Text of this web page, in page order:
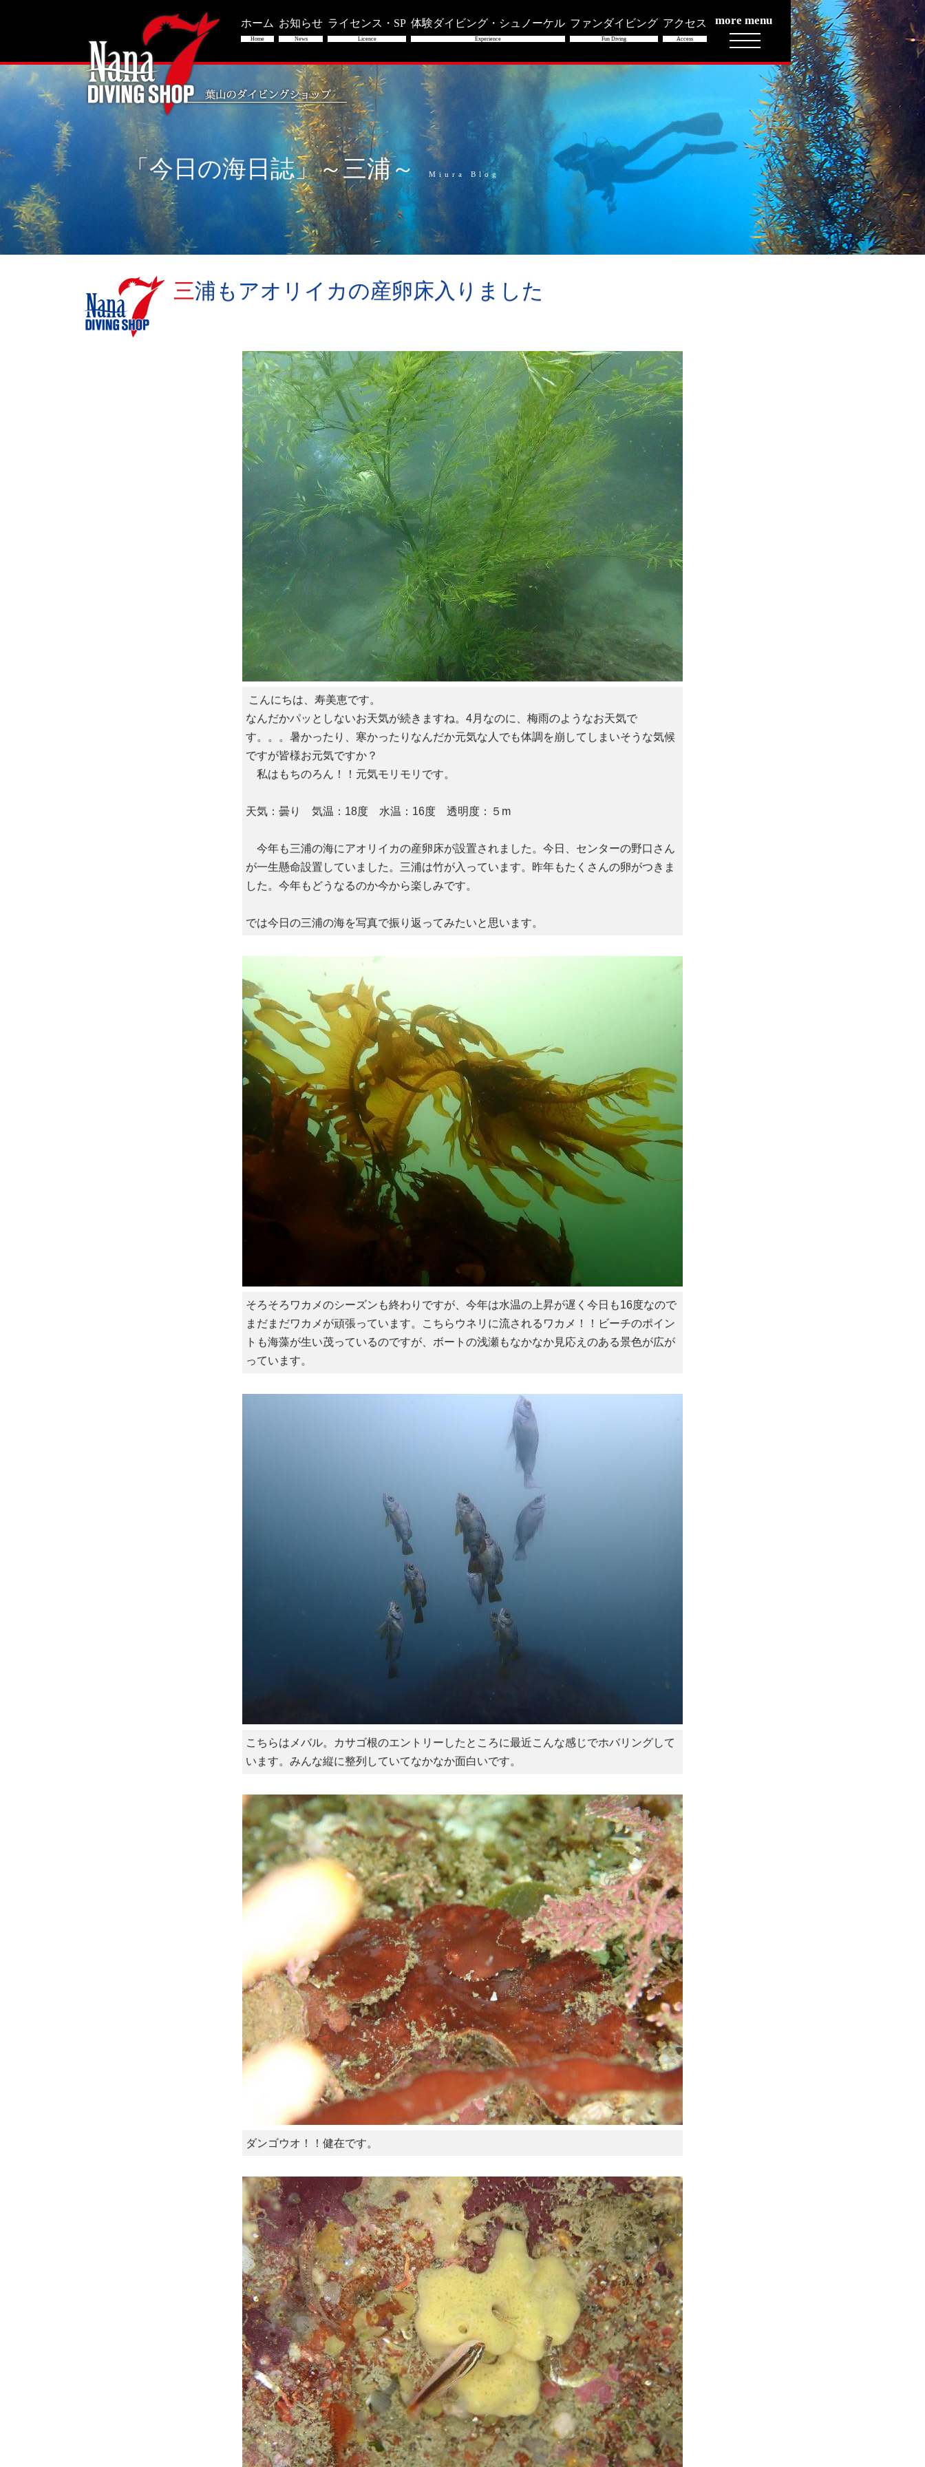
ホーム
Home
お知らせ
News
ライセンス・SP
Licence
体験ダイビング・シュノーケル
Experience
ファンダイビング
Fun Diving
アクセス
Access
more menu
「今日の海日誌」～三浦～ Miura Blog
三浦もアオリイカの産卵床入りました
こんにちは、寿美恵です。
なんだかパッとしないお天気が続きますね。4月なのに、梅雨のようなお天気で
す。。。暑かったり、寒かったりなんだか元気な人でも体調を崩してしまいそうな気候
ですが皆様お元気ですか？
私はもちのろん！！元気モリモリです。
天気：曇り 気温：18度 水温：16度 透明度：５m
今年も三浦の海にアオリイカの産卵床が設置されました。今日、センターの野口さん
が一生懸命設置していました。三浦は竹が入っています。昨年もたくさんの卵がつきま
した。今年もどうなるのか今から楽しみです。
では今日の三浦の海を写真で振り返ってみたいと思います。
そろそろワカメのシーズンも終わりですが、今年は水温の上昇が遅く今日も16度なので
まだまだワカメが頑張っています。こちらウネリに流されるワカメ！！ビーチのポイン
トも海藻が生い茂っているのですが、ボートの浅瀬もなかなか見応えのある景色が広が
っています。
こちらはメバル。カサゴ根のエントリーしたところに最近こんな感じでホバリングして
います。みんな縦に整列していてなかなか面白いです。
ダンゴウオ！！健在です。